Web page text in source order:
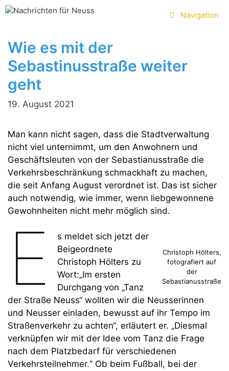
Zum
Navigation
Wie es mit der
Sebastinusstraße weiter
geht
19. August 2021
Man kann nicht sagen, dass die Stadtverwaltung
nicht viel unternimmt, um den Anwohnern und
Geschäftsleuten von der Sebastianusstraße die
Verkehrsbeschränkung schmackhaft zu machen,
die seit Anfang August verordnet ist. Das ist sicher
auch notwendig, wie immer, wenn liebgewonnene
Gewohnheiten nicht mehr möglich sind.
Christoph Hölters,
fotografiert auf
der
Sebastianusstraße
E
s meldet sich jetzt der
Beigeordnete
Christoph Hölters zu
Wort:„Im ersten
Durchgang von „Tanz
der Straße Neuss“ wollten wir die Neusserinnen
und Neusser einladen, bewusst auf ihr Tempo im
Straßenverkehr zu achten“, erläutert er. „Diesmal
verknüpfen wir mit der Idee vom Tanz die Frage
nach dem Platzbedarf für verschiedenen
Verkehrsteilnehmer.“ Ob beim Fußball, bei der